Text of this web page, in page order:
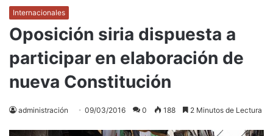
Internacionales
Oposición siria dispuesta a
participar en elaboración de
nueva Constitución
administración 09/03/2016 0 188 2 Minutos de Lectura